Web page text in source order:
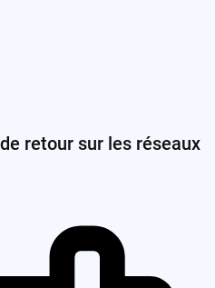
retour sur les réseaux